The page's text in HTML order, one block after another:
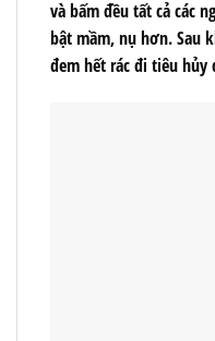
và bấm đều tất cả các
bật mầm, nụ hơn. Sau
đem hết rác đi tiêu hủy